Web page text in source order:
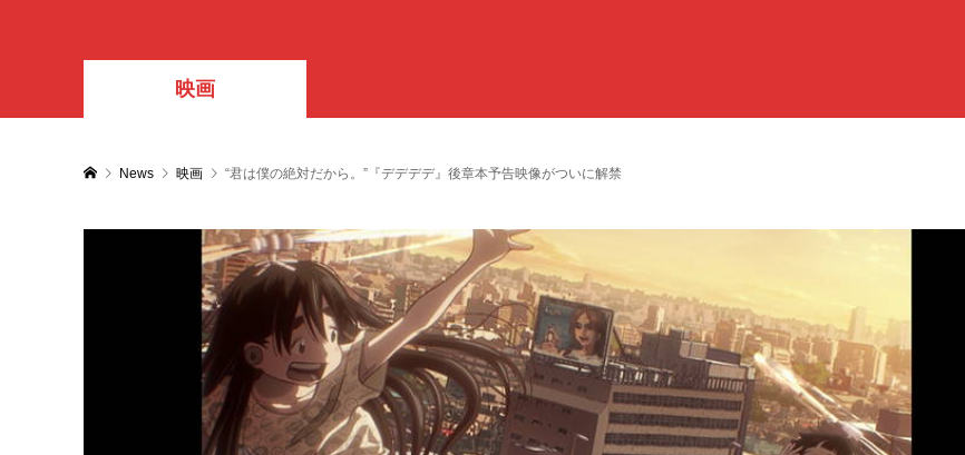
映画
News 映画 “君は僕の絶対だから。”『デデデデ』後章本予告映像がついに解禁